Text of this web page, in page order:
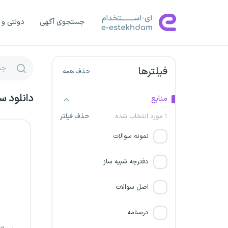
جستجوی آگهی دولتی
فیلترها حذف همه
منابع
۱ مورد انتخاب شده
حذف فیلتر
نمونه سوالات
دفترچه شبیه ساز
اصل سوالات
درسنامه
آتش نشانی تهران
آتش نشانی آذربایجان غربی
آتش نشانی اصفهان
دانلود